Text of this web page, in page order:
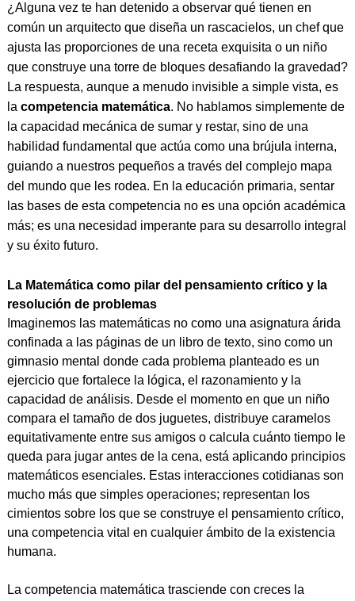
¿Alguna vez te han detenido a observar qué tienen en
común un arquitecto que diseña un rascacielos, un chef que
ajusta las proporciones de una receta exquisita o un niño
que construye una torre de bloques desafiando la gravedad?
La respuesta, aunque a menudo invisible a simple vista, es
la competencia matemática. No hablamos simplemente de
la capacidad mecánica de sumar y restar, sino de una
habilidad fundamental que actúa como una brújula interna,
guiando a nuestros pequeños a través del complejo mapa
del mundo que les rodea. En la educación primaria, sentar
las bases de esta competencia no es una opción académica
más; es una necesidad imperante para su desarrollo integral
y su éxito futuro.
La Matemática como pilar del pensamiento crítico y la
resolución de problemas
Imaginemos las matemáticas no como una asignatura árida
confinada a las páginas de un libro de texto, sino como un
gimnasio mental donde cada problema planteado es un
ejercicio que fortalece la lógica, el razonamiento y la
capacidad de análisis. Desde el momento en que un niño
compara el tamaño de dos juguetes, distribuye caramelos
equitativamente entre sus amigos o calcula cuánto tiempo le
queda para jugar antes de la cena, está aplicando principios
matemáticos esenciales. Estas interacciones cotidianas son
mucho más que simples operaciones; representan los
cimientos sobre los que se construye el pensamiento crítico,
una competencia vital en cualquier ámbito de la existencia
humana.
La competencia matemática trasciende con creces la